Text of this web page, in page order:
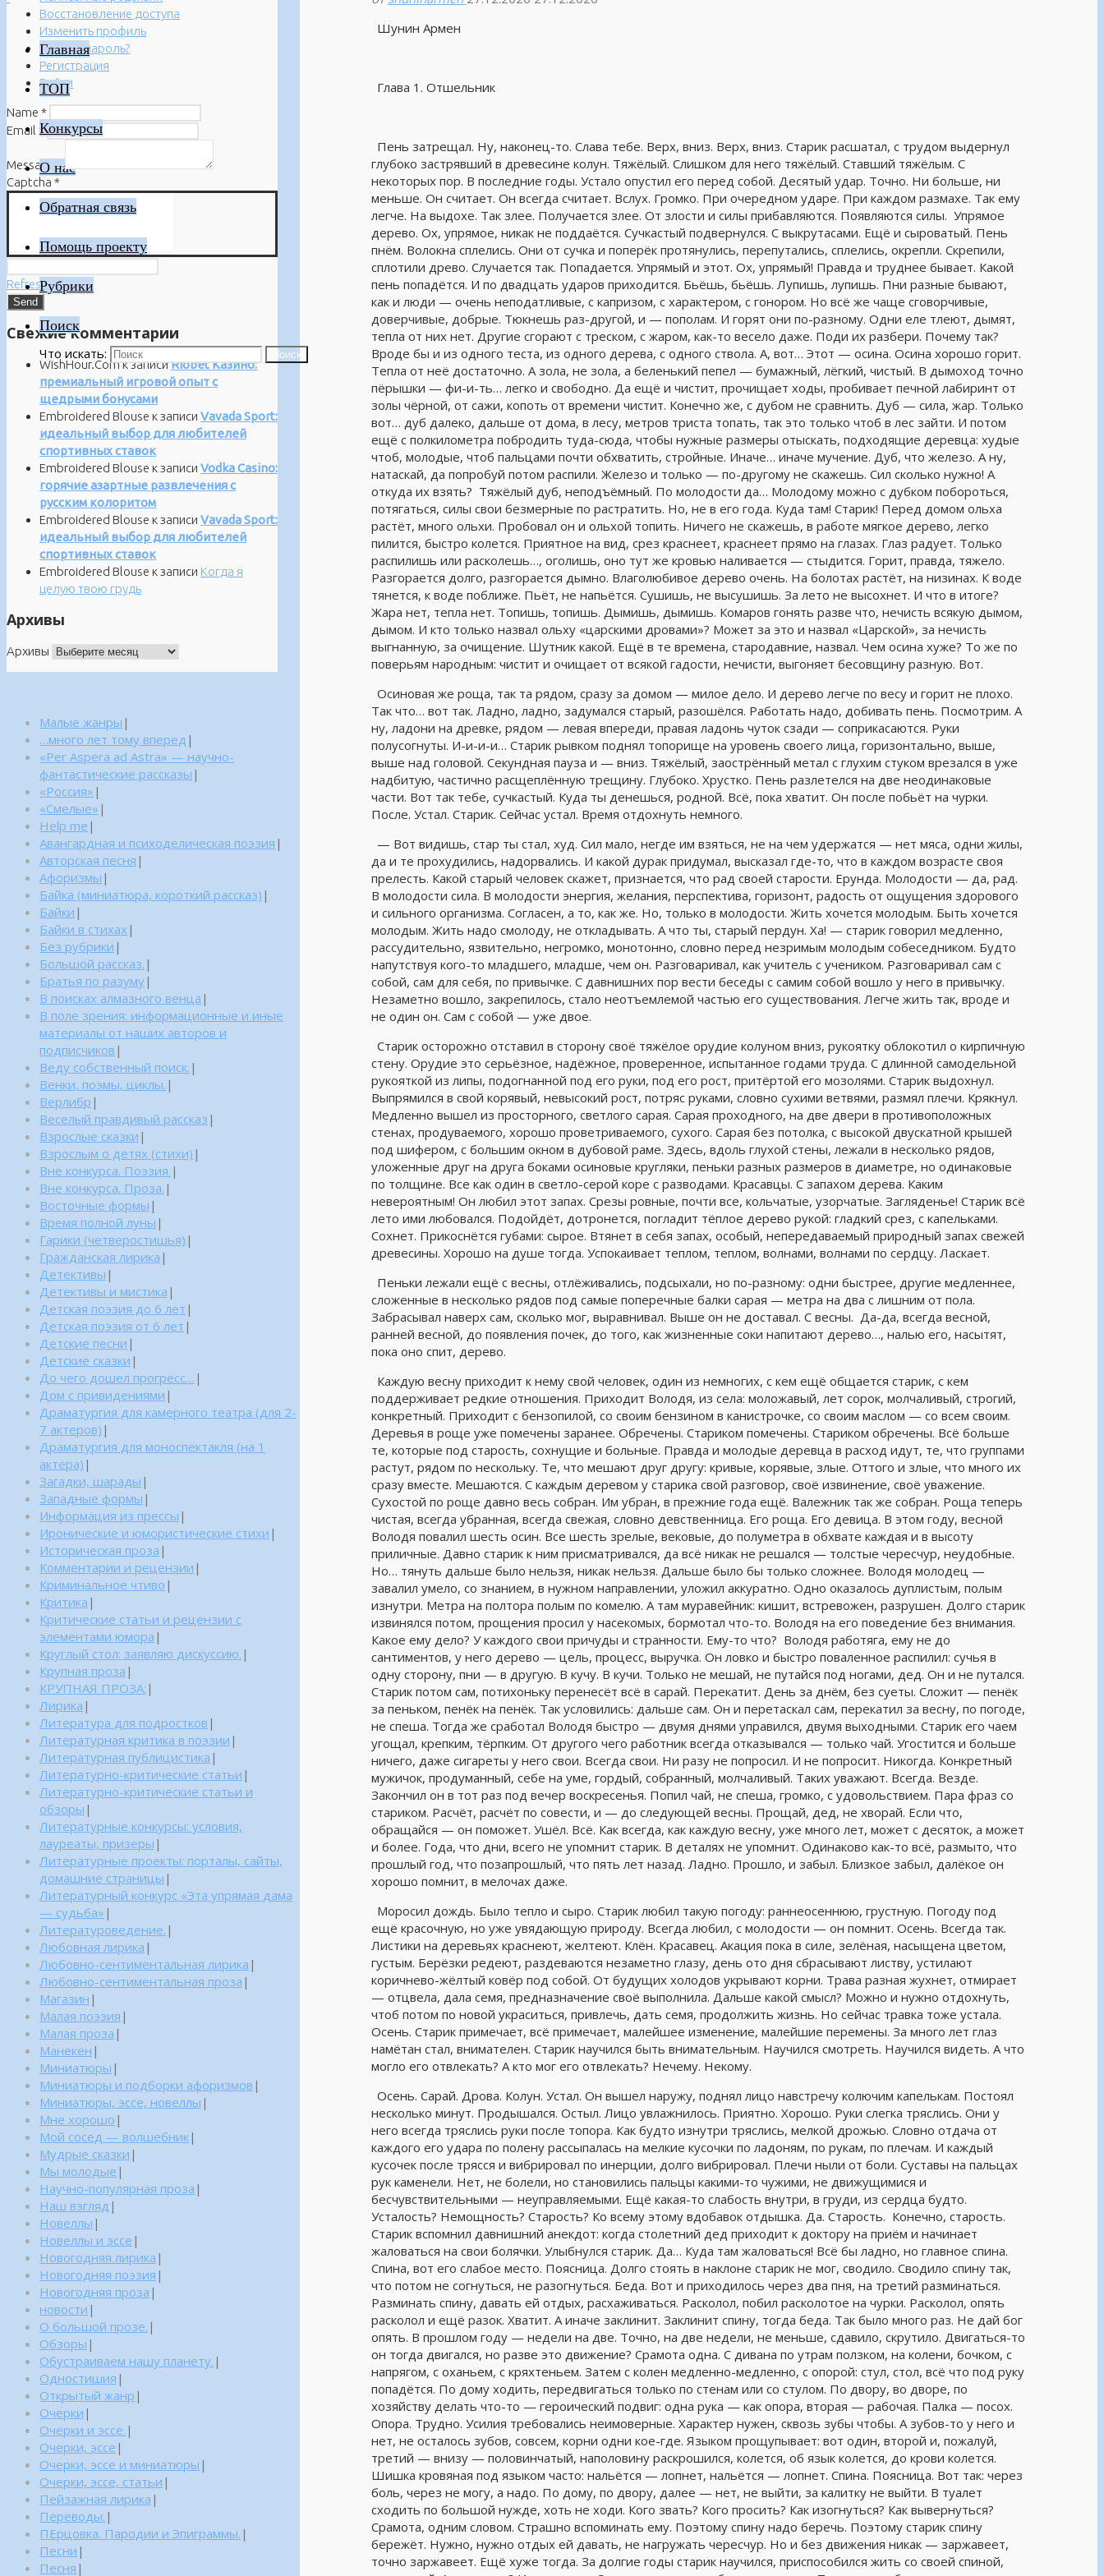
Главная
ТОП
Конкурсы
О нас
Обратная связь
Помощь проекту
Рубрики
Поиск
Что искать: Поиск
Шунин Армен
Глава 1. Отшельник
Пень затрещал. Ну, наконец-то. Слава тебе. Верх, вниз. Верх, вниз. Старик расшатал, с трудом выдернул
глубоко застрявший в древесине колун. Тяжёлый. Слишком для него тяжёлый. Ставший тяжёлым. С
некоторых пор. В последние годы. Устало опустил его перед собой. Десятый удар. Точно. Ни больше, ни
меньше. Он считает. Он всегда считает. Вслух. Громко. При очередном ударе. При каждом размахе. Так ему
легче. На выдохе. Так злее. Получается злее. От злости и силы прибавляются. Появляются силы. Упрямое
дерево. Ох, упрямое, никак не поддаётся. Сучкастый подвернулся. С выкрутасами. Ещё и сыроватый. Пень
пнём. Волокна сплелись. Они от сучка и поперёк протянулись, перепутались, сплелись, окрепли. Скрепили,
сплотили древо. Случается так. Попадается. Упрямый и этот. Ох, упрямый! Правда и труднее бывает. Какой
пень попадётся. И по двадцать ударов приходится. Бьёшь, бьёшь. Лупишь, лупишь. Пни разные бывают,
как и люди — очень неподатливые, с капризом, с характером, с гонором. Но всё же чаще сговорчивые,
доверчивые, добрые. Тюкнешь раз-другой, и — пополам. И горят они по-разному. Одни еле тлеют, дымят,
тепла от них нет. Другие сгорают с треском, с жаром, как-то весело даже. Поди их разбери. Почему так?
Вроде бы и из одного теста, из одного дерева, с одного ствола. А, вот… Этот — осина. Осина хорошо горит.
Тепла от неё достаточно. А зола, не зола, а беленький пепел — бумажный, лёгкий, чистый. В дымоход точно
пёрышки — фи-и-ть… легко и свободно. Да ещё и чистит, прочищает ходы, пробивает печной лабиринт от
золы чёрной, от сажи, копоть от времени чистит. Конечно же, с дубом не сравнить. Дуб — сила, жар. Только
вот… дуб далеко, дальше от дома, в лесу, метров триста топать, так это только чтоб в лес зайти. И потом
ещё с полкилометра побродить туда-сюда, чтобы нужные размеры отыскать, подходящие деревца: худые
чтоб, молодые, чтоб пальцами почти обхватить, стройные. Иначе… иначе мучение. Дуб, что железо. А ну,
натаскай, да попробуй потом распили. Железо и только — по-другому не скажешь. Сил сколько нужно! А
откуда их взять? Тяжёлый дуб, неподъёмный. По молодости да… Молодому можно с дубком побороться,
потягаться, силы свои безмерные по растратить. Но, не в его года. Куда там! Старик! Перед домом ольха
растёт, много ольхи. Пробовал он и ольхой топить. Ничего не скажешь, в работе мягкое дерево, легко
пилится, быстро колется. Приятное на вид, срез краснеет, краснеет прямо на глазах. Глаз радует. Только
распилишь или расколешь…, оголишь, оно тут же кровью наливается — стыдится. Горит, правда, тяжело.
Разгорается долго, разгорается дымно. Влаголюбивое дерево очень. На болотах растёт, на низинах. К воде
тянется, к воде поближе. Пьёт, не напьётся. Сушишь, не высушишь. За лето не высохнет. И что в итоге?
Жара нет, тепла нет. Топишь, топишь. Дымишь, дымишь. Комаров гонять разве что, нечисть всякую дымом,
дымом. И кто только назвал ольху «царскими дровами»? Может за это и назвал «Царской», за нечисть
выгнанную, за очищение. Шутник какой. Ещё в те времена, стародавние, назвал. Чем осина хуже? То же по
поверьям народным: чистит и очищает от всякой гадости, нечисти, выгоняет бесовщину разную. Вот.
Осиновая же роща, так та рядом, сразу за домом — милое дело. И дерево легче по весу и горит не плохо.
Так что… вот так. Ладно, ладно, задумался старый, разошёлся. Работать надо, добивать пень. Посмотрим. А
ну, ладони на древке, рядом — левая впереди, правая ладонь чуток сзади — соприкасаются. Руки
полусогнуты. И-и-и-и… Старик рывком поднял топорище на уровень своего лица, горизонтально, выше,
выше над головой. Секундная пауза и — вниз. Тяжёлый, заострённый метал с глухим стуком врезался в уже
надбитую, частично расщеплённую трещину. Глубоко. Хрустко. Пень разлетелся на две неодинаковые
части. Вот так тебе, сучкастый. Куда ты денешься, родной. Всё, пока хватит. Он после побьёт на чурки.
После. Устал. Старик. Сейчас устал. Время отдохнуть немного.
— Вот видишь, стар ты стал, худ. Сил мало, негде им взяться, не на чем удержатся — нет мяса, одни жилы,
да и те прохудились, надорвались. И какой дурак придумал, высказал где-то, что в каждом возрасте своя
прелесть. Какой старый человек скажет, признается, что рад своей старости. Ерунда. Молодости — да, рад.
В молодости сила. В молодости энергия, желания, перспектива, горизонт, радость от ощущения здорового
и сильного организма. Согласен, а то, как же. Но, только в молодости. Жить хочется молодым. Быть хочется
молодым. Жить надо смолоду, не откладывать. А что ты, старый пердун. Ха! — старик говорил медленно,
рассудительно, язвительно, негромко, монотонно, словно перед незримым молодым собеседником. Будто
напутствуя кого-то младшего, младше, чем он. Разговаривал, как учитель с учеником. Разговаривал сам с
собой, сам для себя, по привычке. С давнишних пор вести беседы с самим собой вошло у него в привычку.
Незаметно вошло, закрепилось, стало неотъемлемой частью его существования. Легче жить так, вроде и
не один он. Сам с собой — уже двое.
Старик осторожно отставил в сторону своё тяжёлое орудие колуном вниз, рукоятку облокотил о кирпичную
стену. Орудие это серьёзное, надёжное, проверенное, испытанное годами труда. С длинной самодельной
рукояткой из липы, подогнанной под его руки, под его рост, притёртой его мозолями. Старик выдохнул.
Выпрямился в свой корявый, невысокий рост, потряс руками, словно сухими ветвями, размял плечи. Крякнул.
Медленно вышел из просторного, светлого сарая. Сарая проходного, на две двери в противоположных
стенах, продуваемого, хорошо проветриваемого, сухого. Сарая без потолка, с высокой двускатной крышей
под шифером, с большим окном в дубовой раме. Здесь, вдоль глухой стены, лежали в несколько рядов,
уложенные друг на друга боками осиновые кругляки, пеньки разных размеров в диаметре, но одинаковые
по толщине. Все как один в светло-серой коре с разводами. Красавцы. С запахом дерева. Каким
невероятным! Он любил этот запах. Срезы ровные, почти все, кольчатые, узорчатые. Загляденье! Старик всё
лето ими любовался. Подойдёт, дотронется, погладит тёплое дерево рукой: гладкий срез, с капельками.
Сохнет. Прикоснётся губами: сырое. Втянет в себя запах, особый, непередаваемый природный запах свежей
древесины. Хорошо на душе тогда. Успокаивает теплом, теплом, волнами, волнами по сердцу. Ласкает.
Пеньки лежали ещё с весны, отлёживались, подсыхали, но по-разному: одни быстрее, другие медленнее,
сложенные в несколько рядов под самые поперечные балки сарая — метра на два с лишним от пола.
Забрасывал наверх сам, сколько мог, выравнивал. Выше он не доставал. С весны. Да-да, всегда весной,
ранней весной, до появления почек, до того, как жизненные соки напитают дерево…, налью его, насытят,
пока оно спит, дерево.
Каждую весну приходит к нему свой человек, один из немногих, с кем ещё общается старик, с кем
поддерживает редкие отношения. Приходит Володя, из села: моложавый, лет сорок, молчаливый, строгий,
конкретный. Приходит с бензопилой, со своим бензином в канистрочке, со своим маслом — со всем своим.
Деревья в роще уже помечены заранее. Обречены. Стариком помечены. Стариком обречены. Всё больше
те, которые под старость, сохнущие и больные. Правда и молодые деревца в расход идут, те, что группами
растут, рядом по нескольку. Те, что мешают друг другу: кривые, корявые, злые. Оттого и злые, что много их
сразу вместе. Мешаются. С каждым деревом у старика свой разговор, своё извинение, своё уважение.
Сухостой по роще давно весь собран. Им убран, в прежние года ещё. Валежник так же собран. Роща теперь
чистая, всегда убранная, всегда свежая, словно девственница. Его роща. Его девица. В этом году, весной
Володя повалил шесть осин. Все шесть зрелые, вековые, до полуметра в обхвате каждая и в высоту
приличные. Давно старик к ним присматривался, да всё никак не решался — толстые чересчур, неудобные.
Но… тянуть дальше было нельзя, никак нельзя. Дальше было бы только сложнее. Володя молодец —
завалил умело, со знанием, в нужном направлении, уложил аккуратно. Одно оказалось дуплистым, полым
изнутри. Метра на полтора полым по комелю. А там муравейник: кишит, встревожен, разрушен. Долго старик
извинялся потом, прощения просил у насекомых, бормотал что-то. Володя на его поведение без внимания.
Какое ему дело? У каждого свои причуды и странности. Ему-то что? Володя работяга, ему не до
сантиментов, у него дерево — цель, процесс, выручка. Он ловко и быстро поваленное распилил: сучья в
одну сторону, пни — в другую. В кучу. В кучи. Только не мешай, не путайся под ногами, дед. Он и не путался.
Старик потом сам, потихоньку перенесёт всё в сарай. Перекатит. День за днём, без суеты. Сложит — пенёк
за пеньком, пенёк на пенёк. Так условились: дальше сам. Он и перетаскал сам, перекатил за весну, по погоде,
не спеша. Тогда же сработал Володя быстро — двумя днями управился, двумя выходными. Старик его чаем
угощал, крепким, тёрпким. От другого чего работник всегда отказывался — только чай. Угостится и больше
ничего, даже сигареты у него свои. Всегда свои. Ни разу не попросил. И не попросит. Никогда. Конкретный
мужичок, продуманный, себе на уме, гордый, собранный, молчаливый. Таких уважают. Всегда. Везде.
Закончил он в тот раз под вечер воскресенья. Попил чай, не спеша, громко, с удовольствием. Пара фраз со
стариком. Расчёт, расчёт по совести, и — до следующей весны. Прощай, дед, не хворай. Если что,
обращайся — он поможет. Ушёл. Всё. Как всегда, как каждую весну, уже много лет, может с десяток, а может
и более. Года, что дни, всего не упомнит старик. В деталях не упомнит. Одинаково как-то всё, размыто, что
прошлый год, что позапрошлый, что пять лет назад. Ладно. Прошло, и забыл. Близкое забыл, далёкое он
хорошо помнит, в мелочах даже.
Моросил дождь. Было тепло и сыро. Старик любил такую погоду: раннеосеннюю, грустную. Погоду под
ещё красочную, но уже увядающую природу. Всегда любил, с молодости — он помнит. Осень. Всегда так.
Листики на деревьях краснеют, желтеют. Клён. Красавец. Акация пока в силе, зелёная, насыщена цветом,
густым. Берёзки редеют, раздеваются незаметно глазу, день ото дня сбрасывают листву, устилают
коричнево-жёлтый ковёр под собой. От будущих холодов укрывают корни. Трава разная жухнет, отмирает
— отцвела, дала семя, предназначение своё выполнила. Дальше какой смысл? Можно и нужно отдохнуть,
чтоб потом по новой украситься, привлечь, дать семя, продолжить жизнь. Но сейчас травка тоже устала.
Осень. Старик примечает, всё примечает, малейшее изменение, малейшие перемены. За много лет глаз
намётан стал, внимателен. Старик научился быть внимательным. Научился смотреть. Научился видеть. А что
могло его отвлекать? А кто мог его отвлекать? Нечему. Некому.
Осень. Сарай. Дрова. Колун. Устал. Он вышел наружу, поднял лицо навстречу колючим капелькам. Постоял
несколько минут. Продышался. Остыл. Лицо увлажнилось. Приятно. Хорошо. Руки слегка тряслись. Они у
него всегда тряслись руки после топора. Как будто изнутри тряслись, мелкой дрожью. Словно отдача от
каждого его удара по полену рассыпалась на мелкие кусочки по ладоням, по рукам, по плечам. И каждый
кусочек после трясся и вибрировал по инерции, долго вибрировал. Плечи ныли от боли. Суставы на пальцах
рук каменели. Нет, не болели, но становились пальцы какими-то чужими, не движущимися и
бесчувствительными — неуправляемыми. Ещё какая-то слабость внутри, в груди, из сердца будто.
Усталость? Немощность? Старость? Ко всему этому вдобавок отдышка. Да. Старость. Конечно, старость.
Старик вспомнил давнишний анекдот: когда столетний дед приходит к доктору на приём и начинает
жаловаться на свои болячки. Улыбнулся старик. Да… Куда там жаловаться! Всё бы ладно, но главное спина.
Спина, вот его слабое место. Поясница. Долго стоять в наклоне старик не мог, сводило. Сводило спину так,
что потом не согнуться, не разогнуться. Беда. Вот и приходилось через два пня, на третий разминаться.
Разминать спину, давать ей отдых, расхаживаться. Расколол, побил расколотое на чурки. Расколол, опять
расколол и ещё разок. Хватит. А иначе заклинит. Заклинит спину, тогда беда. Так было много раз. Не дай бог
опять. В прошлом году — недели на две. Точно, на две недели, не меньше, сдавило, скрутило. Двигаться-то
он тогда двигался, но разве это движение? Срамота одна. С дивана по утрам ползком, на колени, бочком, с
напрягом, с оханьем, с кряхтеньем. Затем с колен медленно-медленно, с опорой: стул, стол, всё что под руку
попадётся. По дому ходить, передвигаться только по стенам или со стулом. По двору, во дворе, по
хозяйству делать что-то — героический подвиг: одна рука — как опора, вторая — рабочая. Палка — посох.
Опора. Трудно. Усилия требовались неимоверные. Характер нужен, сквозь зубы чтобы. А зубов-то у него и
нет, не осталось зубов, совсем, корни одни кое-где. Языком прощупывает: вот один, второй и, пожалуй,
третий — внизу — половинчатый, наполовину раскрошился, колется, об язык колется, до крови колется.
Шишка кровяная под языком часто: нальётся — лопнет, нальётся — лопнет. Спина. Поясница. Вот так: через
боль, через не могу, а надо. По дому, по двору, далее — нет, не выйти, за калитку не выйти. В туалет
сходить по большой нужде, хоть не ходи. Кого звать? Кого просить? Как изогнуться? Как вывернуться?
Срамота, одним словом. Страшно вспоминать ему. Поэтому спину надо беречь. Поэтому старик спину
бережёт. Нужно, нужно отдых ей давать, не нагружать чересчур. Но и без движения никак — заржавеет,
точно заржавеет. Ещё хуже тогда. За долгие годы старик научился, приспособился жить со своей спиной,
Восстановление доступа
Изменить профиль
Забыли пароль?
Регистрация
Войти
Name *
Email *
Message*
Captcha *
Refresh
Свежие комментарии
WishHour.Comк записиRiobet Казино:
премиальный игровой опыт с
щедрыми бонусами
Embroidered Blouse к записи Vavada Sport:
идеальный выбор для любителей
спортивных ставок
Embroidered Blouse к записи Vodka Casino:
горячие азартные развлечения с
русским колоритом
Embroidered Blouse к записи Vavada Sport:
идеальный выбор для любителей
спортивных ставок
Embroidered Blouse к записи Когда я
целую твою грудь
Архивы
Архивы
Малые жанры |
…много лет тому вперед |
«Per Aspera ad Astra» — научно-
фантастические рассказы |
«Россия» |
«Смелые» |
Help me |
Авангардная и психоделическая поэзия |
Авторская песня |
Афоризмы |
Байка (миниатюра, короткий рассказ) |
Байки |
Байки в стихах |
Без рубрики |
Большой рассказ. |
Братья по разуму|
В поисках алмазного венца |
В поле зрения: информационные и иные
материалы от наших авторов и
подписчиков |
Веду собственный поиск. |
Венки, поэмы, циклы. |
Верлибр |
Веселый правдивый рассказ |
Взрослые сказки |
Взрослым о детях (стихи) |
Вне конкурса. Поэзия. |
Вне конкурса. Проза. |
Восточные формы |
Время полной луны |
Гарики (четверостишья) |
Гражданская лирика |
Детективы |
Детективы и мистика |
Детская поэзия до 6 лет |
Детская поэзия от 6 лет |
Детские песни |
Детские сказки |
До чего дошел прогресс… |
Дом с привидениями |
Драматургия для камерного театра (для 2-
7 актеров) |
Драматургия для моноспектакля (на 1
актера) |
Загадки, шарады |
Западные формы |
Информация из прессы |
Иронические и юмористические стихи |
Историческая проза |
Комментарии и рецензии |
Криминальное чтиво |
Критика |
Критические статьи и рецензии с
элементами юмора |
Круглый стол: заявляю дискуссию. |
Крупная проза |
КРУПНАЯ ПРОЗА: |
Лирика |
Литература для подростков |
Литературная критика в поэзии |
Литературная публицистика |
Литературно-критические статьи |
Литературно-критические статьи и
обзоры |
Литературные конкурсы: условия,
лауреаты, призеры |
Литературные проекты: порталы, сайты,
домашние страницы |
Литературный конкурс «Эта упрямая дама
— судьба» |
Литературоведение. |
Любовная лирика |
Любовно-сентиментальная лирика |
Любовно-сентиментальная проза |
Магазин |
Малая поэзия |
Малая проза |
Манекен |
Миниатюры |
Миниатюры и подборки афоризмов |
Миниатюры, эссе, новеллы |
Мне хорошо |
Мой сосед — волшебник|
Мудрые сказки |
Мы молодые |
Научно-популярная проза |
Наш взгляд |
Новеллы |
Новеллы и эссе |
Новогодняя лирика |
Новогодняя поэзия |
Новогодняя проза |
новости |
О большой прозе. |
Обзоры |
Обустраиваем нашу планету. |
Одностишия |
Открытый жанр |
Очерки |
Очерки и эссе. |
Очерки, эссе |
Очерки, эссе и миниатюры |
Очерки, эссе, статьи |
Пейзажная лирика |
Переводы. |
ПЕрцовка. Пародии и Эпиграммы. |
Песни |
Песня |